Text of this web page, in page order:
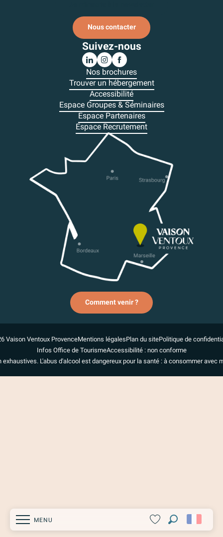
MENU
Recherche
Nous contacter
Suivez-nous
Nos brochures
Trouver un hébergement
Accessibilité
Espace Groupes & Séminaires
Espace Partenaires
Espace Recrutement
Comment venir ?
Vaison Ventoux ProvenceMentions légalesPlan du sitePolitique de
Infos Office de TourismeAccessibilité : non conforme
exhaustives. L'abus d'alcool est dangereux pour la santé : à consommer avec